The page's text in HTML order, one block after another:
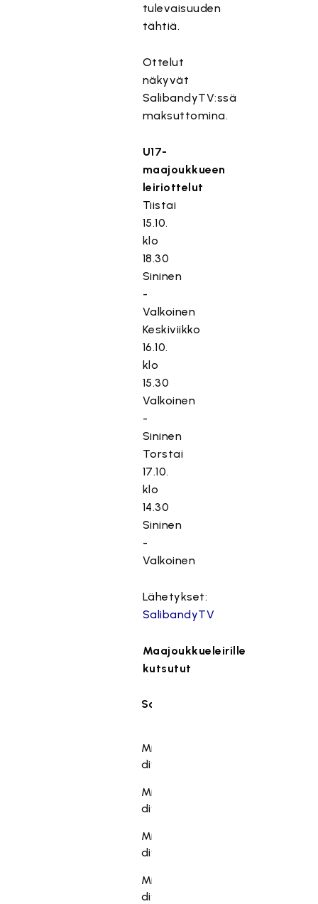
tulevaisuuden
tähtiä.
Ottelut
näkyvät
SalibandyTV:ssä
maksuttomina.
U17-
maajoukkueen
leiriottelut
Tiistai
15.10.
klo
18.30
Sininen
-
Valkoinen
Keskiviikko
16.10.
klo
15.30
Valkoinen
-
Sininen
Torstai
17.10.
klo
14.30
Sininen
-
Valkoinen
Lähetykset:
SalibandyTV
Maajoukkueleirille
kutsutut
Sarja
Sarja
Miesten 2.
divisioona
Miesten 3.
divisioona
Miesten 4.
divisioona
Miesten 5.
divisioona